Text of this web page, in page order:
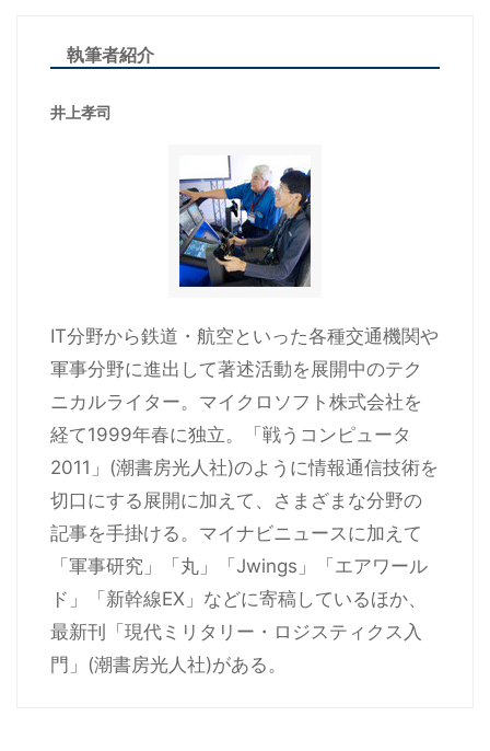
執筆者紹介
井上孝司
IT分野から鉄道・航空といった各種交通機関や
軍事分野に進出して著述活動を展開中のテク
ニカルライター。マイクロソフト株式会社を
経て1999年春に独立。「戦うコンピュータ
2011」(潮書房光人社)のように情報通信技術を
切口にする展開に加えて、さまざまな分野の
記事を手掛ける。マイナビニュースに加えて
「軍事研究」「丸」「Jwings」「エアワール
ド」「新幹線EX」などに寄稿しているほか、
最新刊「現代ミリタリー・ロジスティクス入
門」(潮書房光人社)がある。